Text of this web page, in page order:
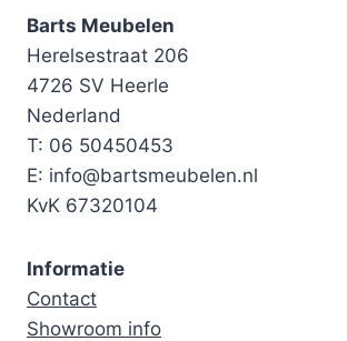
Barts Meubelen
Herelsestraat 206
4726 SV Heerle
Nederland
T: 06 50450453
E: info@bartsmeubelen.nl
KvK 67320104
Informatie
Contact
Showroom info